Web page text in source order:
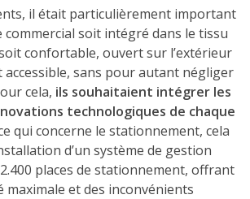
il était particulièrement important
commercial soit intégré dans le tissu
confortable, ouvert sur l’extérieur
accessible, sans pour autant négliger
cela, ils souhaitaient intégrer les
technologiques de chaque
qui concerne le stationnement, cela
d’un système de gestion
places de stationnement, offrant
maximale et des inconvénients